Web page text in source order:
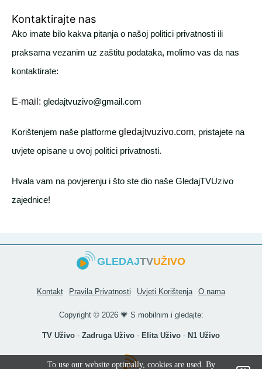
Kontaktirajte nas
Ako imate bilo kakva pitanja o našoj politici privatnosti ili
praksama vezanim uz zaštitu podataka, molimo vas da nas
kontaktirate:
E-mail: gledajtvuzivo@gmail.com
Korištenjem naše platforme gledajtvuzivo.com, pristajete na
uvjete opisane u ovoj politici privatnosti.
Hvala vam na povjerenju i što ste dio naše GledajTVUzivo
zajednice!
GLEDAJTVUŽIVO
Kontakt Pravila Privatnosti Uvjeti Korištenja O nama
Copyright © 2026 💗 S mobilnim i gledajte:
TV Uživo - Zadruga Uživo - Elita Uživo - N1 Uživo
To use our website optimally, cookies are used. By